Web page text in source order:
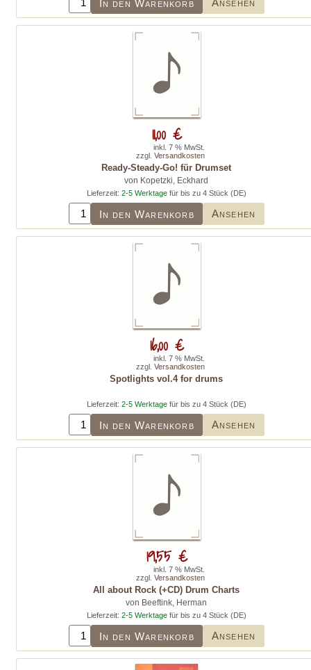
In den Warenkorb Ansehen
Ready-Steady-Go! für Drumset
von Kopetzki, Eckhard
Lieferzeit: 2-5 Werktagefür bis zu 4 Stück (DE)
In den Warenkorb Ansehen
11,00 €
inkl. 7 % MwSt.
zzgl. Versandkosten
Spotlights vol.4 for drums
Lieferzeit: 2-5 Werktagefür bis zu 4 Stück (DE)
In den Warenkorb Ansehen
16,00 €
inkl. 7 % MwSt.
zzgl. Versandkosten
All about Rock (+CD) Drum Charts
von Beeftink, Herman
Lieferzeit: 2-5 Werktagefür bis zu 4 Stück (DE)
In den Warenkorb Ansehen
19,55 €
inkl. 7 % MwSt.
zzgl. Versandkosten